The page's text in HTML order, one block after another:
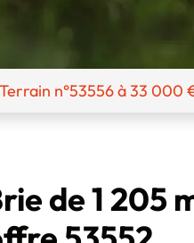
Terrain n°53556 à 33 000
de 1 205